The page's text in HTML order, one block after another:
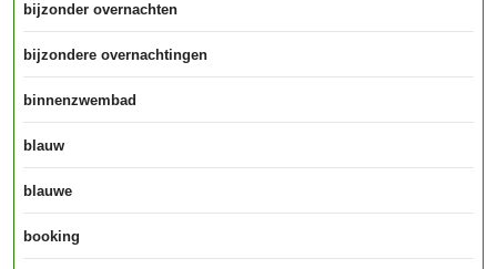
bijzonder overnachten
bijzondere overnachtingen
binnenzwembad
blauw
blauwe
booking